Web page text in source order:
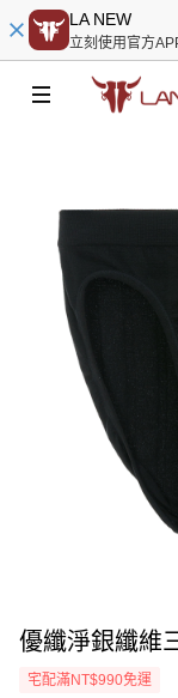
LA NEW
立刻使用官方
優纖淨銀纖維
宅配滿NT$990免運